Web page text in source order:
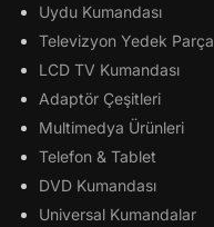
Uydu Kumandası
Televizyon Yedek Parça
LCD TV Kumandası
Adaptör Çeşitleri
Multimedya Ürünleri
Telefon & Tablet
DVD Kumandası
Universal Kumandalar